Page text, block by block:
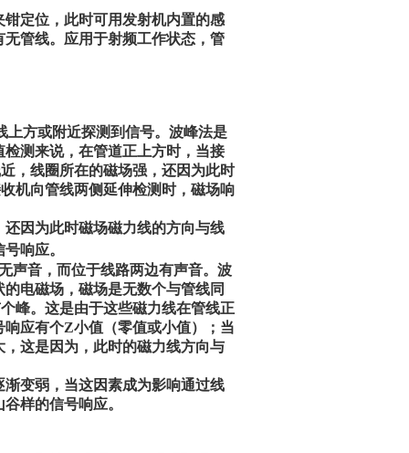
定位，此时可用发射机内置的感
管线。应用于射频工作状态，管
方或附近探测到信号。波峰法是
测来说，在管道正上方时，当接
，线圈所在的磁场强，还因为此时
机向管线两侧延伸检测时，磁场响
因为此时磁场磁力线的方向与线
响应。
声音，而位于线路两边有声音。波
电磁场，磁场是无数个与管线同
峰。这是由于这些磁力线在管线正
应有个Z小值（零值或小值）；当
这是因为，此时的磁力线方向与
变弱，当这因素成为影响通过线
样的信号响应。